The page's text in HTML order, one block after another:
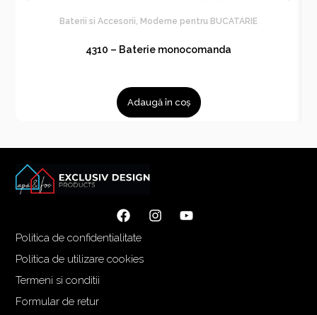
Baterii si Accesorii Moderne pentru BUCATARIE
4310 – Baterie monocomanda
Adaugă în coș
Politica de confidentialitate
Politica de utilizare cookies
Termeni si conditii
Formular de retur